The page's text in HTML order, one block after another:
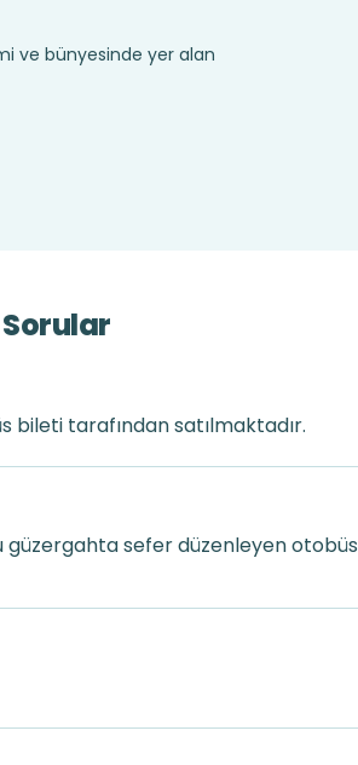
ve bünyesinde yer alan
bileti tarafından satılmaktadır.
güzergahta sefer düzenleyen otobüs